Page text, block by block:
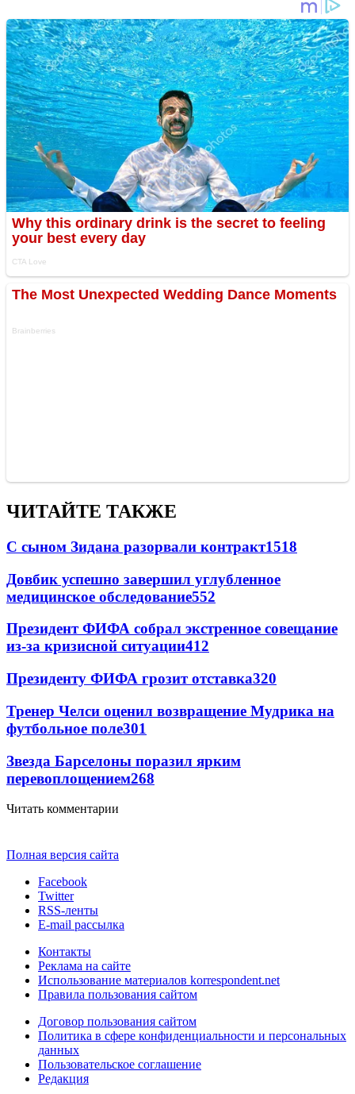
ЧИТАЙТЕ ТАКЖЕ
С сыном Зидана разорвали контракт1518
Довбик успешно завершил углубленное
медицинское обследование552
Президент ФИФА собрал экстренное совещание
из-за кризисной ситуации412
Президенту ФИФА грозит отставка320
Тренер Челси оценил возвращение Мудрика на
футбольное поле301
Звезда Барселоны поразил ярким
перевоплощением268
Читать комментарии
Полная версия сайта
Facebook
Twitter
RSS-ленты
E-mail рассылка
Контакты
Реклама на сайте
Использование материалов korrespondent.net
Правила пользования сайтом
Договор пользования сайтом
Политика в сфере конфиденциальности и персональных
данных
Пользовательское соглашение
Редакция